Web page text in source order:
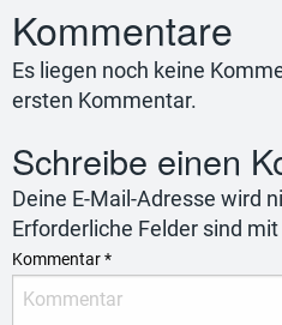
Kommentare
Es liegen noch keine
ersten Kommentar.
Schreibe einen
Deine E-Mail-Adresse wird
Erforderliche Felder sind mit
Kommentar*